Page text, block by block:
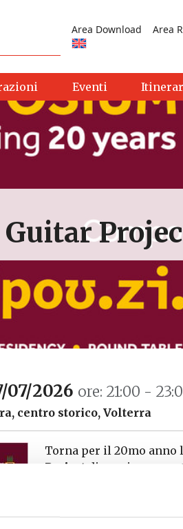
Area Download Area
Eventi
07/2026 ore: 21:00 -
centro storico, Volterra
Torna per il 20mo anno
Project di corsi e
Palazzo dei Priori.